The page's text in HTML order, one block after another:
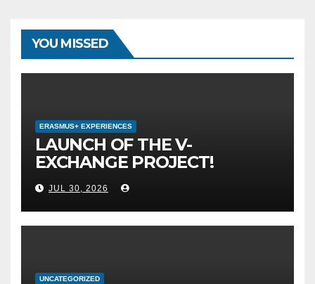
YOU MISSED
ERASMUS+ EXPERIENCES
LAUNCH OF THE V-
EXCHANGE PROJECT!
MOTHER TERESA
UNIVERSITY IN SKOPJE
LEADS THE INTERNATIONAL
INITIATIVE FOR DIGITAL
CITIZENSHIP
JUL 30, 2026
UNCATEGORIZED